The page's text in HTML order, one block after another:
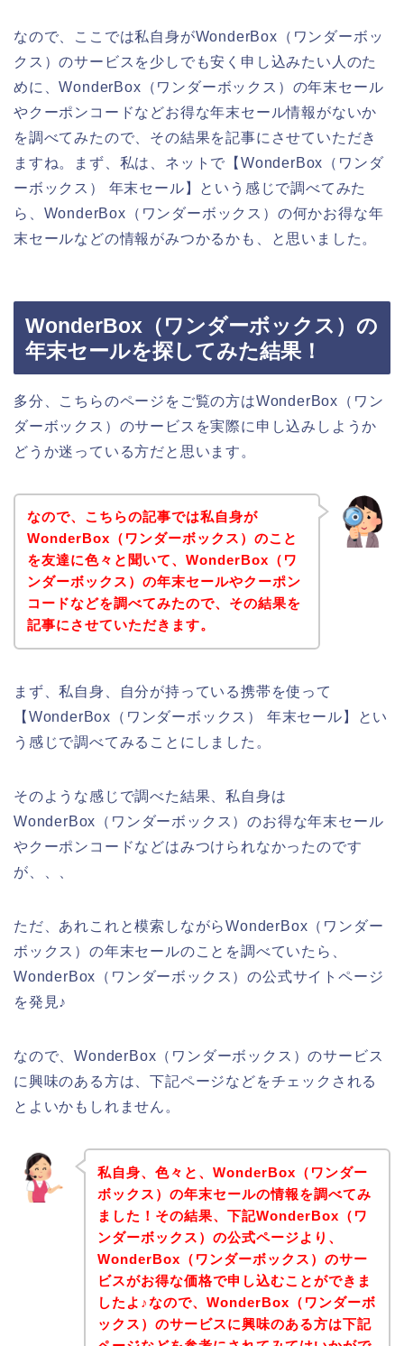
なので、ここでは私自身がWonderBox（ワンダーボッ
クス）のサービスを少しでも安く申し込みたい人のた
めに、WonderBox（ワンダーボックス）の年末セール
やクーポンコードなどお得な年末セール情報がないか
を調べてみたので、その結果を記事にさせていただき
ますね。まず、私は、ネットで【WonderBox（ワンダ
ーボックス） 年末セール】という感じで調べてみた
ら、WonderBox（ワンダーボックス）の何かお得な年
末セールなどの情報がみつかるかも、と思いました。
WonderBox（ワンダーボックス）の
年末セールを探してみた結果！
多分、こちらのページをご覧の方はWonderBox（ワン
ダーボックス）のサービスを実際に申し込みしようか
どうか迷っている方だと思います。
なので、こちらの記事では私自身が
WonderBox（ワンダーボックス）のこと
を友達に色々と聞いて、WonderBox（ワ
ンダーボックス）の年末セールやクーポン
コードなどを調べてみたので、その結果を
記事にさせていただきます。
まず、私自身、自分が持っている携帯を使って
【WonderBox（ワンダーボックス） 年末セール】とい
う感じで調べてみることにしました。
そのような感じで調べた結果、私自身は
WonderBox（ワンダーボックス）のお得な年末セール
やクーポンコードなどはみつけられなかったのです
が、、、
ただ、あれこれと模索しながらWonderBox（ワンダー
ボックス）の年末セールのことを調べていたら、
WonderBox（ワンダーボックス）の公式サイトページ
を発見♪
なので、WonderBox（ワンダーボックス）のサービス
に興味のある方は、下記ページなどをチェックされる
とよいかもしれません。
私自身、色々と、WonderBox（ワンダー
ボックス）の年末セールの情報を調べてみ
ました！その結果、下記WonderBox（ワ
ンダーボックス）の公式ページより、
WonderBox（ワンダーボックス）のサー
ビスがお得な価格で申し込むことができま
したよ♪なので、WonderBox（ワンダーボ
ックス）のサービスに興味のある方は下記